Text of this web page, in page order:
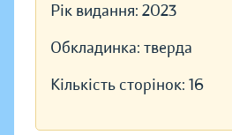
Рік видання: 2023
Обкладинка: тверда
Кількість сторінок: 16